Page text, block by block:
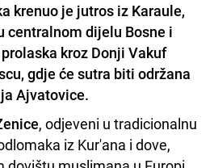
krenuo je jutros iz Karaule,
centralnom dijelu Bosne i
kroz Donji Vakuf
gdje će sutra biti održana
Ajvatovice.
, odjeveni u tradicionalnu
iz Kur'ana i dove,